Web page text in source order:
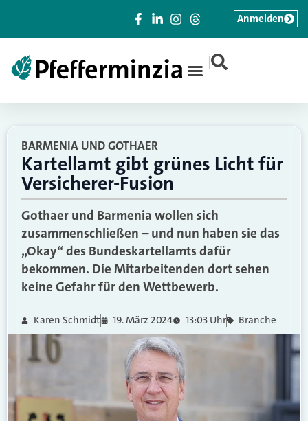
|
Anmelden
BARMENIA UND GOTHAER
Kartellamt gibt grünes Licht für
Versicherer-Fusion
Gothaer und Barmenia wollen sich
zusammenschließen – und nun haben sie das
„Okay“ des Bundeskartellamts dafür
bekommen. Die Mitarbeitenden dort sehen
keine Gefahr für den Wettbewerb.
Karen Schmidt 19. März 2024 13:03 Uhr Branche